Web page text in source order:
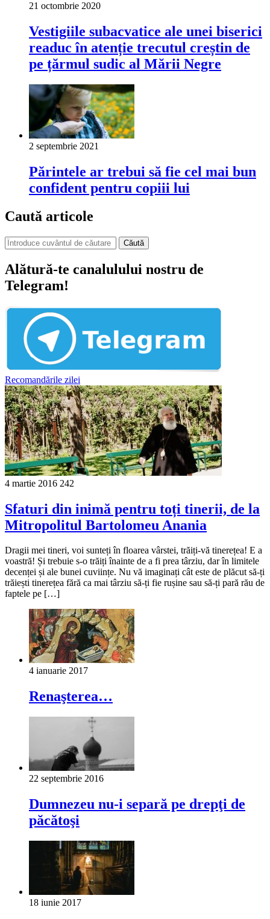
21 octombrie 2020
Vestigiile subacvatice ale unei biserici
readuc în atenție trecutul creștin de
pe țărmul sudic al Mării Negre
2 septembrie 2021
Părintele ar trebui să fie cel mai bun
confident pentru copiii lui
Caută articole
Căută
Alătură-te canalulului nostru de
Telegram!
Recomandările zilei
4 martie 2016 242
Sfaturi din inimă pentru toți tinerii, de la
Mitropolitul Bartolomeu Anania
Dragii mei tineri, voi sunteți în floarea vârstei, trăiți-vă tinerețea! E a
voastră! Și trebuie s-o trăiți înainte de a fi prea târziu, dar în limitele
decenței și ale bunei cuviințe. Nu vă imaginați cât este de plăcut să-ți
trăiești tinerețea fără ca mai târziu să-ți fie rușine sau să-ți pară rău de
faptele pe […]
4 ianuarie 2017
Renaşterea…
22 septembrie 2016
Dumnezeu nu-i separă pe drepţi de
păcătoşi
18 iunie 2017